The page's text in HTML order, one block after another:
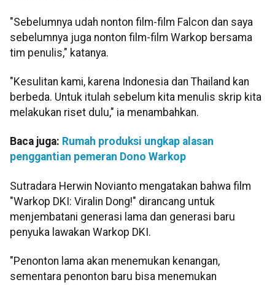
"Sebelumnya udah nonton film-film Falcon dan saya
sebelumnya juga nonton film-film Warkop bersama
tim penulis," katanya.
"Kesulitan kami, karena Indonesia dan Thailand kan
berbeda. Untuk itulah sebelum kita menulis skrip kita
melakukan riset dulu," ia menambahkan.
Baca juga: Rumah produksi ungkap alasan
penggantian pemeran Dono Warkop
Sutradara Herwin Novianto mengatakan bahwa film
"Warkop DKI: Viralin Dong!" dirancang untuk
menjembatani generasi lama dan generasi baru
penyuka lawakan Warkop DKI.
"Penonton lama akan menemukan kenangan,
sementara penonton baru bisa menemukan